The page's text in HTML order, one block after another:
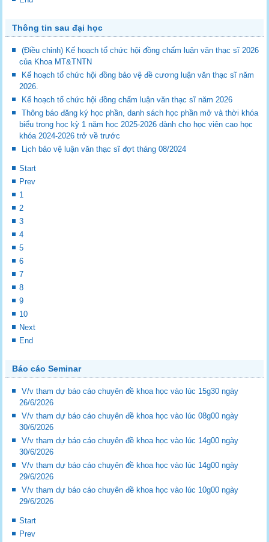
Thông tin sau đại học
(Điều chỉnh) Kế hoạch tổ chức hội đồng chấm luận văn thạc sĩ 2026
của Khoa MT&TNTN
Kế hoạch tổ chức hội đồng bảo vệ đề cương luận văn thạc sĩ năm
2026.
Kế hoạch tổ chức hội đồng chấm luận văn thạc sĩ năm 2026
Thông báo đăng ký học phần, danh sách học phần mở và thời khóa
biểu trong học kỳ 1 năm học 2025-2026 dành cho học viên cao học
khóa 2024-2026 trở về trước
Lịch bảo vệ luận văn thạc sĩ đợt tháng 08/2024
Start
Prev
1
2
3
4
5
6
7
8
9
10
Next
End
Báo cáo Seminar
V/v tham dự báo cáo chuyên đề khoa học vào lúc 15g30 ngày
26/6/2026
V/v tham dự báo cáo chuyên đề khoa học vào lúc 08g00 ngày
30/6/2026
V/v tham dự báo cáo chuyên đề khoa học vào lúc 14g00 ngày
30/6/2026
V/v tham dự báo cáo chuyên đề khoa học vào lúc 14g00 ngày
29/6/2026
V/v tham dự báo cáo chuyên đề khoa học vào lúc 10g00 ngày
29/6/2026
Start
Prev